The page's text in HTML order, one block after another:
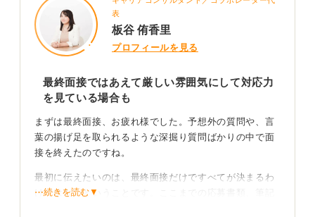
表
板谷 侑香里
プロフィールを見る
最終面接ではあえて厳しい雰囲気にして対応力
を見ている場合も
まずは最終面接、お疲れ様でした。予想外の質問や、言
葉の揚げ足を取られるような深掘り質問ばかりの中で面
接を終えたのですね。
最初に伝えたいのは、最終面接だけですべてが決まるわ
けではないということです。ここまでの応募書類、筆記
⋯続きを読む▼